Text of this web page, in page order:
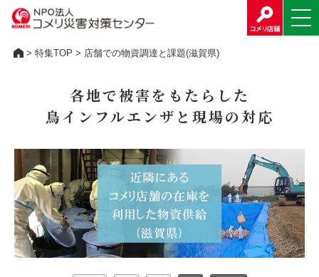
>特集TOP > 店舗での物資調達と課題(滋賀県)
各地で被害をもたらした
鳥インフルエンザと現場の対応